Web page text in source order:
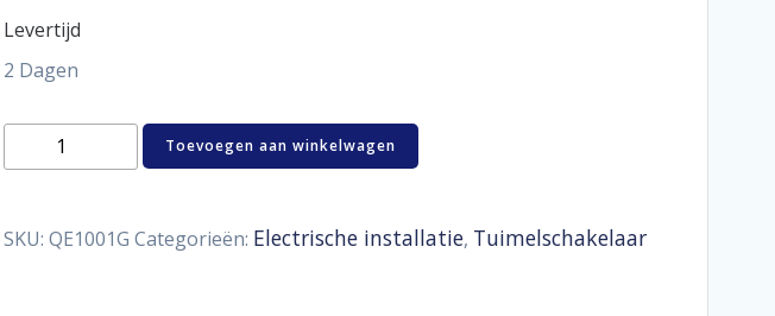
Levertijd
2 Dagen
tuimelschakelaar
kapje
aantal
Toevoegen aan winkelwagen
SKU: QE1001G Categorieën: Electrische installatie, Tuimelschakelaar